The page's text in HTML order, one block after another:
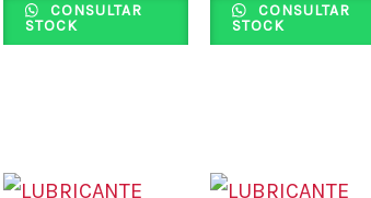
la
CONSULTAR
STOCK
CONSULTAR
STOCK